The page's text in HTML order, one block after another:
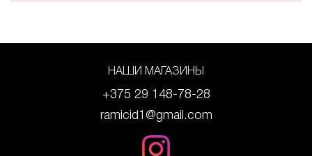
НАШИ МАГАЗИНЫ
+375 29 148-78-28
ramicid1@gmail.com